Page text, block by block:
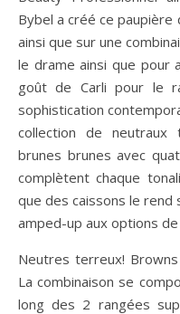
Bybel a créé ce
ainsi que sur une
le drame ainsi que pour
goût de Carli pour le
sophistication
collection de
brunes brunes avec
complètent chaque
que des caissons le rend
amped-up aux options
Neutres terreux!
La combinaison se
long des 2 rangées